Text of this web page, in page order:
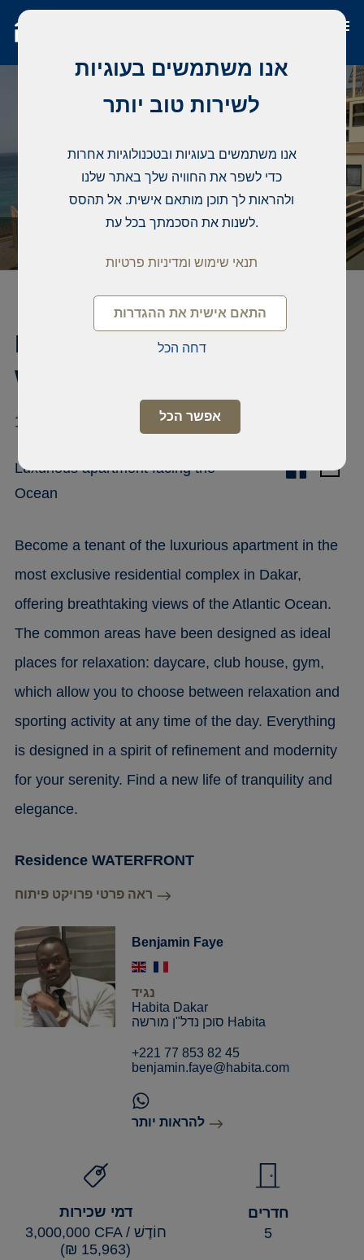
קוֹנדוֹמִינִיוֹן, Residence of
Waterfront, Mermoz
11 000 Mermoz
Luxurious apartment facing the
Ocean
Become a tenant of the luxurious apartment in the
most exclusive residential complex in Dakar,
offering breathtaking views of the Atlantic Ocean.
The common areas have been designed as ideal
places for relaxation: daycare, club house, gym,
which allow you to choose between relaxation and
sporting activity at any time of the day. Everything
is designed in a spirit of refinement and modernity
for your serenity. Find a new life of tranquility and
elegance.
Residence WATERFRONT
ראה פרטי פרויקט פיתוח
Benjamin Faye
נגיד
Habita Dakar
סוכן נדל"ן מורשה Habita
+221 77 853 82 45
benjamin.faye@habita.com
להראות יותר
דמי שכירות
3,000,000 CFA / חוֹדֶשׁ
(15,963 ₪)
חדרים
5
אנו משתמשים בעוגיות
לשירות טוב יותר
אנו משתמשים בעוגיות ובטכנולוגיות אחרות
כדי לשפר את החוויה שלך באתר שלנו
ולהראות לך תוכן מותאם אישית. אל תהסס
לשנות את הסכמתך בכל עת.
תנאי שימוש ומדיניות פרטיות
התאם אישית את ההגדרות
דחה הכל
אפשר הכל